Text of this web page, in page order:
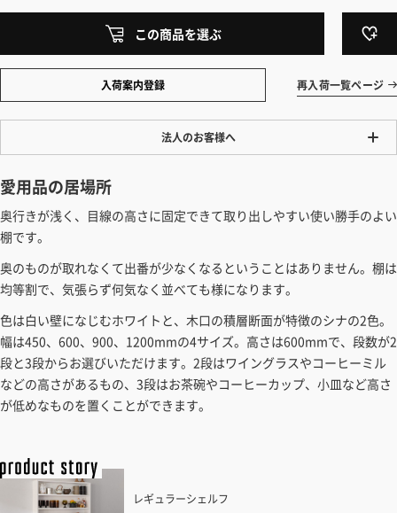
この商品を選ぶ
入荷案内登録 再入荷一覧ページ
法人のお客様へ
ワンプライス販売
法人・個人様いずれも全て一律の価格で販売しております。法人/個人
事業主様には「請求書払い」も対応しています。
カートでのお見積り機能
け先種別・都道府県を選択すると、送料を含んだ合計金額を確認する
ことができます。お見積り書の出力も可能です。
見積もりガイドはこちら
愛用品の居場所
奥行きが浅く、目線の高さに固定できて取り出しやすい使い勝手のよい
棚です。
奥のものが取れなくて出番が少なくなるということはありません。棚は
均等割で、気張らず何気なく並べても様になります。
色は白い壁になじむホワイトと、木口の積層断面が特徴のシナの2色。
幅は450、600、900、1200mmの4サイズ。高さは600mmで、段数が2
段と3段からお選びいただけます。2段はワイングラスやコーヒーミル
などの高さがあるもの、3段はお茶碗やコーヒーカップ、小皿など高さ
が低めなものを置くことができます。
レギュラーシェルフ